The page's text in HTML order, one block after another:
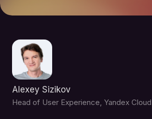
Alexey Sizikov
Head of User Experience, Yandex Cloud